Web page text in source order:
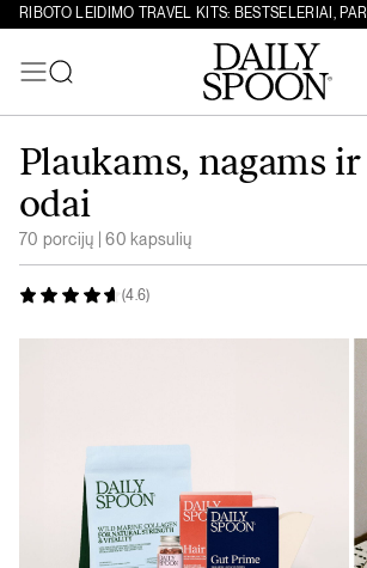
RIBOTO LEIDIMO TRAVEL KITS: BESTSELERIAI,
Paieška
(4.6)
Plaukams, nagams ir
odai
70 porcijų | 60 kapsulių